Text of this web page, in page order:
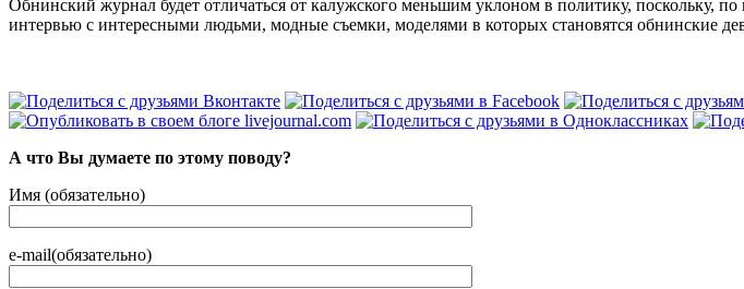
Обнинский журнал будет отличаться от калужского меньшим уклоном в политику, поскольку,
интервью с интересными людьми, модные съемки, моделями в которых становятся обнинские
А что Вы думаете по этому поводу?
Имя (обязательно)
e-mail(обязательно)